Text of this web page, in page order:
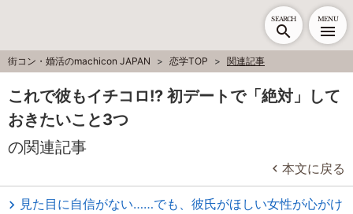
SEARCH MENU
街コン・婚活のmachicon JAPAN 恋学TOP 関連記事
これで彼もイチコロ!? 初デートで「絶対」して
おきたいこと3つ
の関連記事
本文に戻る
見た目に自信がない……でも、彼氏がほしい女性が心がけ